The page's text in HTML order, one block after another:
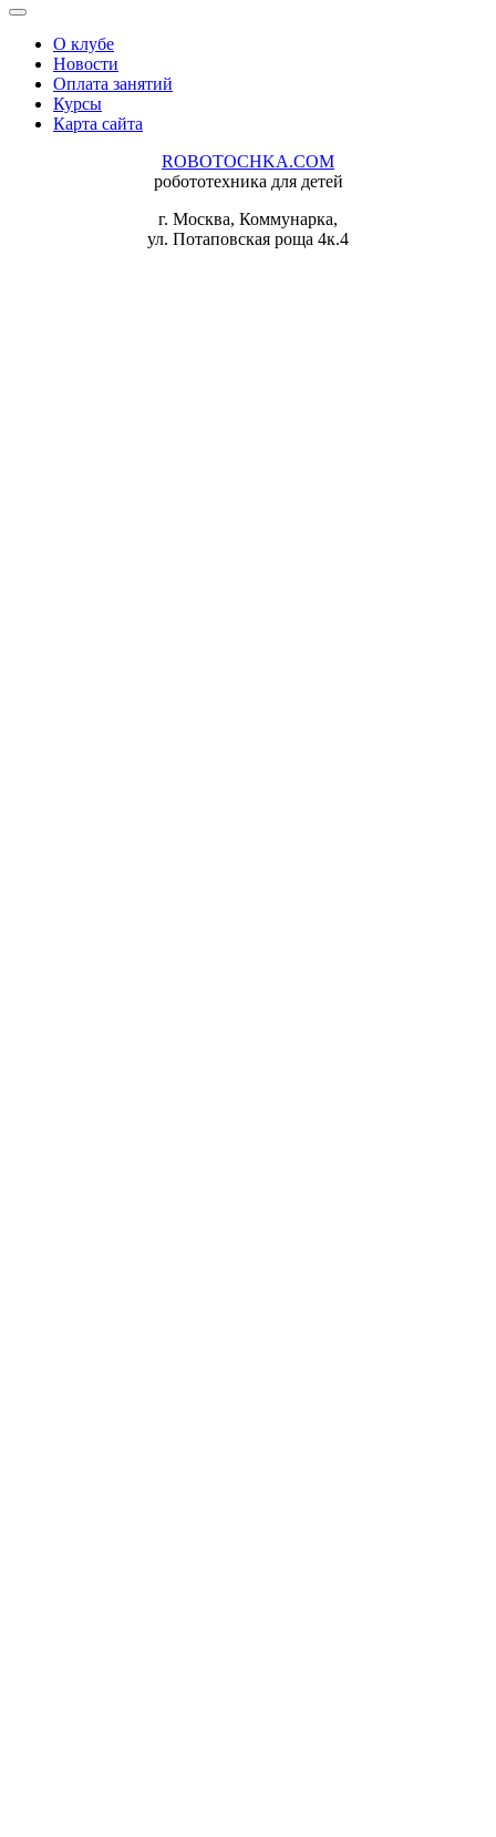
О клубе
Новости
Оплата занятий
Курсы
Карта сайта
ROBOTOCHKA.COM
робототехника для детей
г. Москва, Коммунарка,
ул. Потаповская роща 4к.4